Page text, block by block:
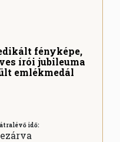
fényképe,
írói jubileuma
emlékmedál
idő: